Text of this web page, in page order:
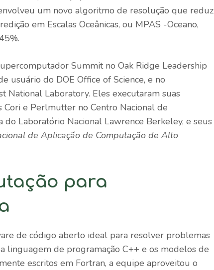
um novo algoritmo de resolução que reduz
em Escalas Oceânicas, ou MPAS -Oceano,
Summit no Oak Ridge Leadership
usuário do DOE Office of Science, e no
National Laboratory. Eles executaram suas
e Perlmutter no Centro Nacional de
do Laboratório Nacional Lawrence Berkeley, e seus
de Aplicação de Computação de Alto
para
de código aberto ideal para resolver problemas
linguagem de programação C++ e os modelos de
escritos em Fortran, a equipe aproveitou o